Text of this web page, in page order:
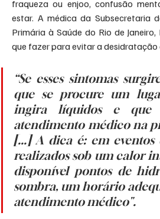
fraqueza ou enjoo, confusão
estar. A médica da Subsecretaria
Primária à Saúde do Rio de
que fazer para evitar a desidratação
“Se esses sintomas
que se procure um
ingira líquidos e que
atendimento médico na
[...] A dica é: em
realizados sob um calor
disponível pontos de
sombra, um horário
atendimento médico".